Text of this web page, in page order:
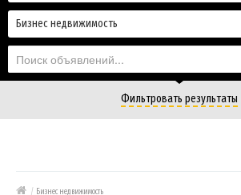
Бизнес недвижимость
Фильтровать результаты
/ Бизнес недвижимость